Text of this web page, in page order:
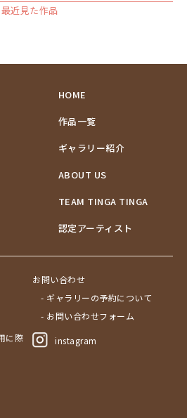
最近見た作品
HOME
作品一覧
ギャラリー紹介
ABOUT US
TEAM TINGA TINGA
認定アーティスト
に際
お問い合わせ
- ギャラリーの予約について
- お問い合わせフォーム
instagram